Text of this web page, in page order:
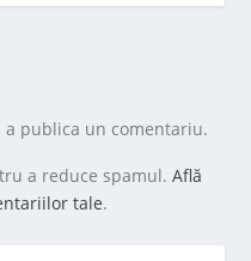
a publica un comentariu.
a reduce spamul.Află
tale.